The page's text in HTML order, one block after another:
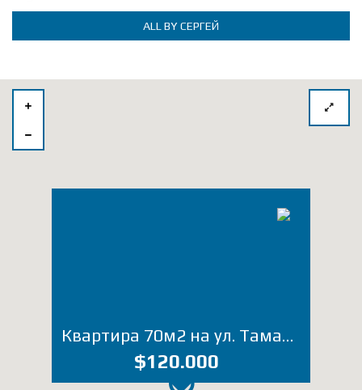
ALL BY СЕРГЕЙ
Квартира 70м2 на ул. Тамар Мепе, 42/46 (Лот 1846ВС)
$120.000